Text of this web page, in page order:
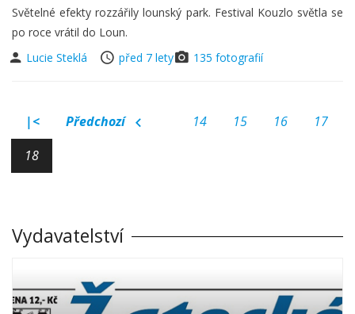
Světelné efekty rozzářily lounský park. Festival Kouzlo světla se
po roce vrátil do Loun.
Lucie Steklá
před 7 lety 135 fotografií
|< Předchozí 14 15 16
17
18
Vydavatelství